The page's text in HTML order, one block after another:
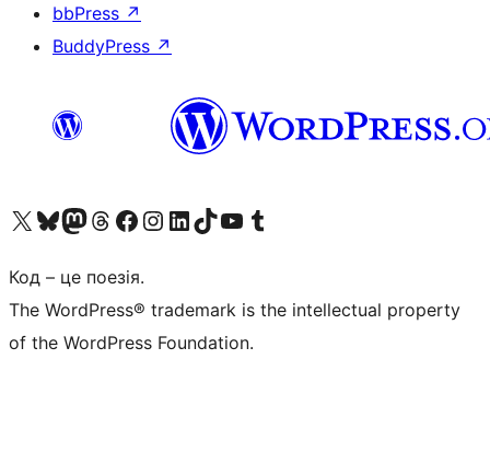
bbPress ↗
BuddyPress ↗
Visit our X (formerly Twitter) account
Visit our Bluesky account
Завітайте до нашої стрічки в Mastodon
Visit our Threads account
Завітайте на нашу сторінку в Facebook
Visit our Instagram account
Visit our LinkedIn account
Visit our TikTok account
Visit our YouTube channel
Visit our Tumblr account
Код – це поезія.
The WordPress® trademark is the intellectual property
of the WordPress Foundation.